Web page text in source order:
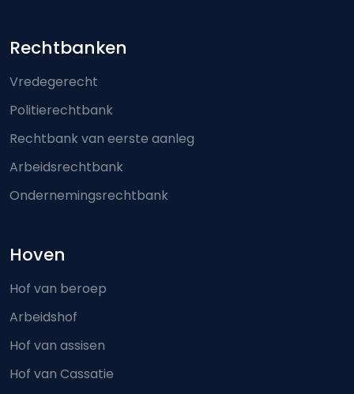
Footer-menu
Rechtbanken
Vredegerecht
Politierechtbank
Rechtbank van eerste aanleg
Arbeidsrechtbank
Ondernemingsrechtbank
Hoven
Hof van beroep
Arbeidshof
Hof van assisen
Hof van Cassatie